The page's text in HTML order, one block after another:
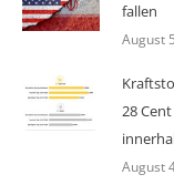
fallen
August
28
August